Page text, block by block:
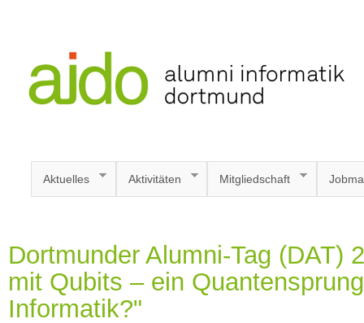
Aktuelles Aktivitäten Mitgliedschaft
Dortmunder Alumni-Tag (DAT)
mit Qubits – ein
Informatik?"